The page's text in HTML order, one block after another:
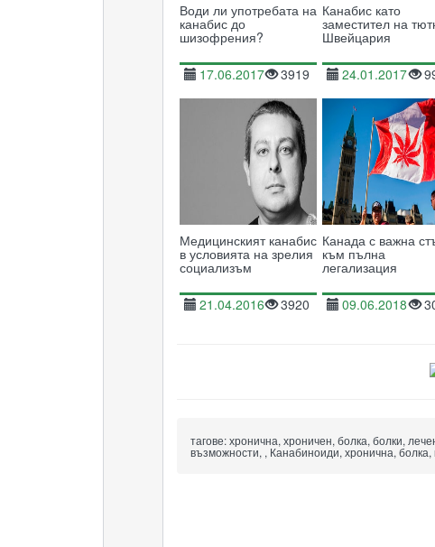
Води ли употребата на
канабис до
шизофрения?
17.06.2017 3919
Канабис като
заместител на
Швейцария
24.01.2017
Медицинският канабис
в условията на зрелия
социализъм
21.04.2016 3920
Канада с важна
към пълна
легализация
09.06.2018
тагове: хронична, хроничен, болка, болки,
възможности, , Канабиноиди, хронична,